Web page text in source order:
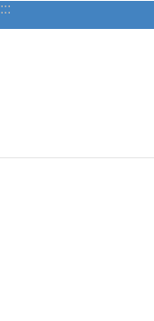
跳到主要內容區塊
:::